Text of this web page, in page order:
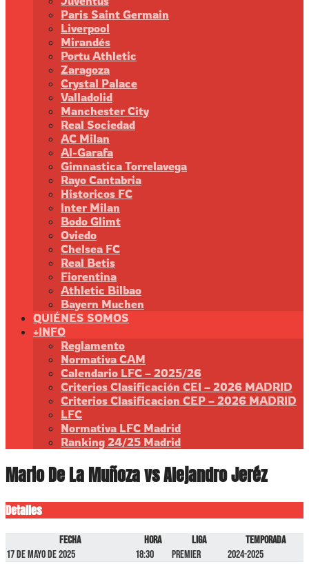
Paris Saint Germain
Liverpool
Mirandés
Portu Athletic
Zaragoza
Crystal Palace
Valladolid
Manchester City
Real Sociedad
AC Milan
Al-Garafa
Gimnastica Torrelavega
Rayo Cantabria
Historicos FC
Inter Milan
Bodo Glimt
Oviedo
Chelsea FC
Real Betis
Fiorentina
Athletic Bilbao
Bayern Muchen
QUIÉNES SOMOS
+INFO
Reglamento
Normativa CAM
Calendario LFC – 2025/26
Criterios Clasificación CEI – 2026 MADRID
Criterios Clasificacion CEP – 2026 MADRID
LFC
Normativa LFC Madrid
Ranking 24/25 Madrid
Mario De La Muñoza vs Alejandro Jeréz
Detalles
Fecha Hora Liga
Temporada
17 de mayo de 2025
18:30 Premier 2024-2025